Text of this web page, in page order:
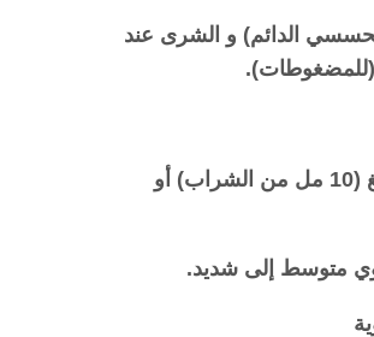
الدائم) و الشرى عند
الجرعة اليومية الموصى بها هي 5 ملغ (10 مل من الشراب) أو
متوسط إلى شديد.